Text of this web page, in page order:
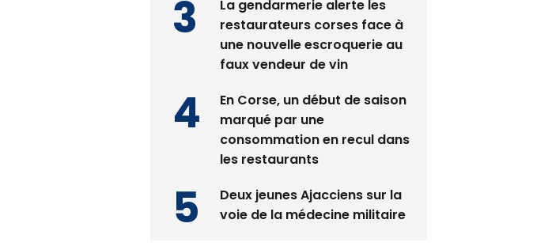
La gendarmerie alerte les
restaurateurs corses face à
une nouvelle escroquerie au
faux vendeur de vin
En Corse, un début de saison
marqué par une
consommation en recul dans
les restaurants
Deux jeunes Ajacciens sur la
voie de la médecine militaire